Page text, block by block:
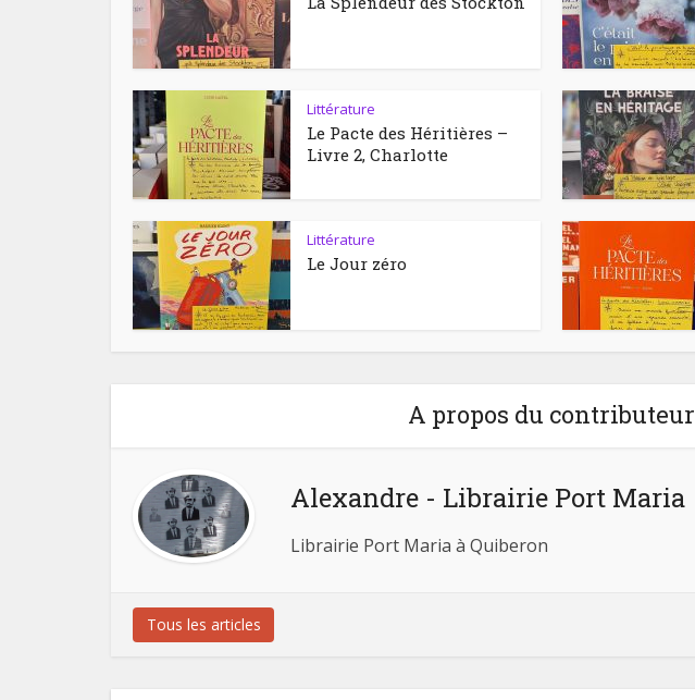
Littérature
Le Pacte des Héritières –
Livre 2, Charlotte
Littérature
Le Jour zéro
A propos du contributeur
Alexandre - Librairie Port Maria
Librairie Port Maria à Quiberon
Tous les articles